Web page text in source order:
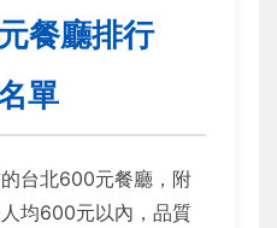
餐廳排行
單
台北600元餐廳，附
均600元以內，品質